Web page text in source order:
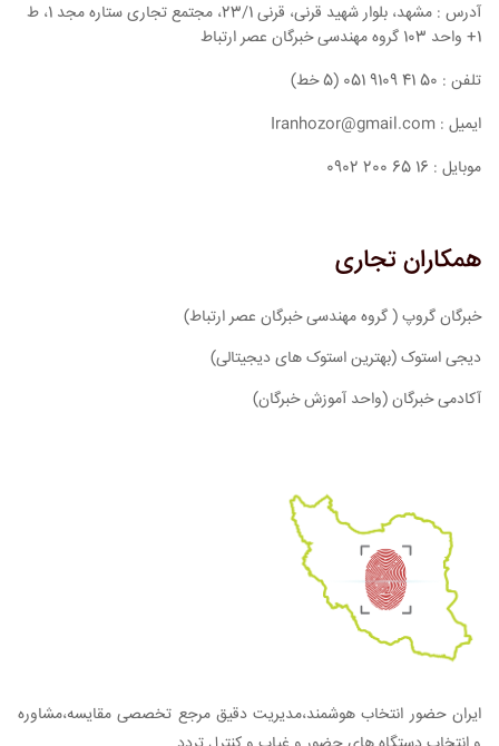
آدرس : مشهد، بلوار شهید قرنی، قرنی 23/1، مجتمع تجاری ستاره مجد 1، ط
1+ واحد 103 گروه مهندسی خبرگان عصر ارتباط
تلفن : 50 41 9109 051 (5 خط)
ایمیل : Iranhozor@gmail.com
موبایل : 16 65 200 0902
همکاران تجاری
خبرگان گروپ ( گروه مهندسی خبرگان عصر ارتباط)
دیجی استوک (بهترین استوک های دیجیتالی)
آکادمی خبرگان (واحد آموزش خبرگان)
ایران حضور انتخاب هوشمند،مدیریت دقیق مرجع تخصصی مقایسه،مشاوره